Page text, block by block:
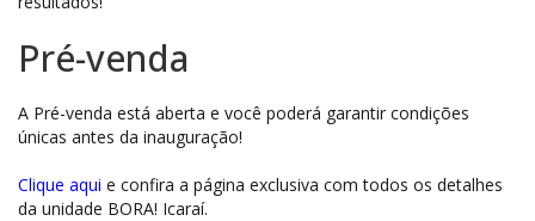
Pré-venda
A Pré-venda está aberta e você poderá garantir condições
únicas antes da inauguração!
Clique aqui e confira a página exclusiva com todos os detalhes
da unidade BORA! Icaraí.